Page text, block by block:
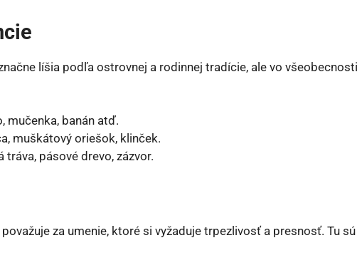
líšia podľa ostrovnej a rodinnej tradície, ale vo všeobecnosti
mučenka, banán atď.
muškátový oriešok, klinček.
tráva, pásové drevo, zázvor.
za umenie, ktoré si vyžaduje trpezlivosť a presnosť. Tu sú